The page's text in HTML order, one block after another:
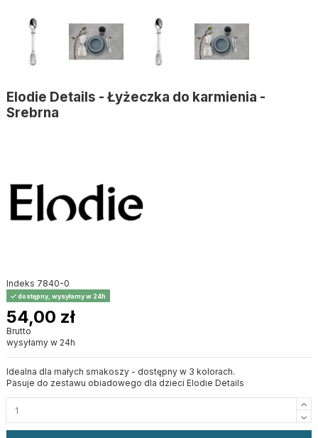
Elodie Details - Łyżeczka do karmienia -
Srebrna
Indeks 7840-0
dostępny, wysyłamy w 24h
54,00 zł
Brutto
wysyłamy w 24h
Idealna dla małych smakoszy - dostępny w 3 kolorach.
Pasuje do zestawu obiadowego dla dzieci Elodie Details